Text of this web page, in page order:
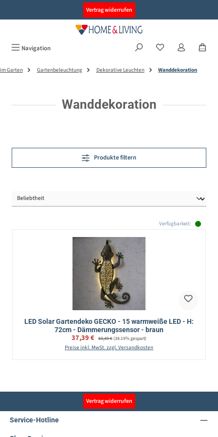
Vertrag widerrufen
Navigation
im Garten Gartenbeleuchtung Dekorative Leuchten Wanddekoration
Wanddekoration
Produkte filtern
Verfügbarkeit:
LED Solar Gartendeko GECKO - 15 warmweiße LED - H:
72cm - Dämmerungssensor - braun
Verkaufspreis:
37,39 € Regulärer Preis:
60,49 €(38.19% gespart)
Preise inkl. MwSt. zzgl. Versandkosten
Vertrag widerrufen
Service-Hotline